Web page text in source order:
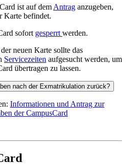
ist auf dem Antrag anzugeben,
Karte befindet.
sofort gesperrt werden.
neuen Karte sollte das
Servicezeiten aufgesucht werden, um
übertragen zu lassen.
nach der Exmatrikulation zurück?
Informationen und Antrag zur
der CampusCard